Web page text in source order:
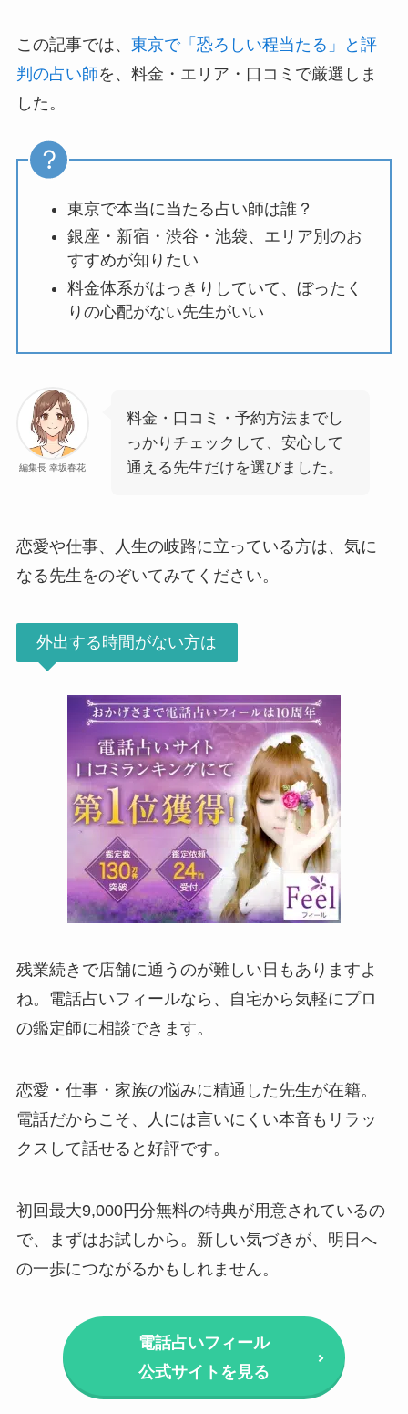
この記事では、 東京で「恐ろしい程当たる」と評
判の占い師を、料金・エリア・口コミで厳選しま
した。
東京で本当に当たる占い師は誰？
銀座・新宿・渋谷・池袋、エリア別のお
すすめが知りたい
料金体系がはっきりしていて、ぼったく
りの心配がない先生がいい
編集長 幸坂春花
料金・口コミ・予約方法までし
っかりチェックして、安心して
通える先生だけを選びました。
恋愛や仕事、人生の岐路に立っている方は、気に
なる先生をのぞいてみてください。
外出する時間がない方は
残業続きで店舗に通うのが難しい日もありますよ
ね。電話占いフィールなら、自宅から気軽にプロ
の鑑定師に相談できます。
恋愛・仕事・家族の悩みに精通した先生が在籍。
電話だからこそ、人には言いにくい本音もリラッ
クスして話せると好評です。
初回最大9,000円分無料の特典が用意されているの
で、まずはお試しから。新しい気づきが、明日へ
の一歩につながるかもしれません。
電話占いフィール
公式サイトを見る